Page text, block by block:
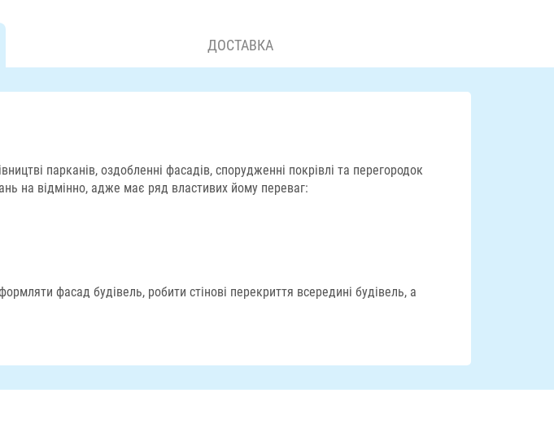
ДОСТАВКА
парканів, оздобленні фасадів, спорудженні покрівлі та перегородок
на відмінно, адже має ряд властивих йому переваг:
фасад будівель, робити стінові перекриття всередині будівель, а